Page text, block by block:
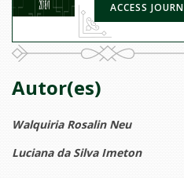
ACCESS
Autor(es)
Walquiria Rosalin Neu
Luciana da Silva Imeton